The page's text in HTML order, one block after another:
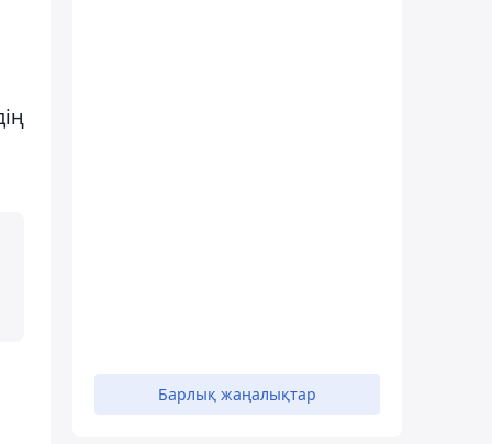
Барлық жаңалықтар